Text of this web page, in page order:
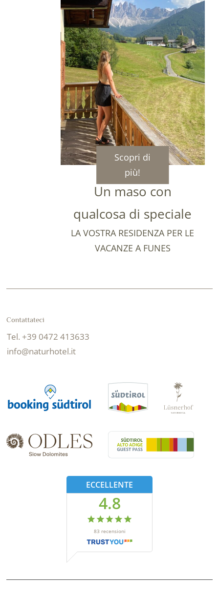
Scopri di
più!
Un maso con
qualcosa di speciale
LA VOSTRA RESIDENZA PER LE
VACANZE A FUNES
Contattateci
Tel. +39 0472 413633
info@naturhotel.it
ECCELLENTE
4.8
83 recensioni